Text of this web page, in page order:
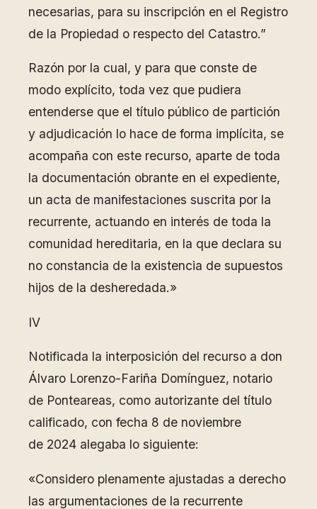
necesarias, para su inscripción en el Registro
de la Propiedad o respecto del Catastro.”
Razón por la cual, y para que conste de
modo explícito, toda vez que pudiera
entenderse que el título público de partición
y adjudicación lo hace de forma implícita, se
acompaña con este recurso, aparte de toda
la documentación obrante en el expediente,
un acta de manifestaciones suscrita por la
recurrente, actuando en interés de toda la
comunidad hereditaria, en la que declara su
no constancia de la existencia de supuestos
hijos de la desheredada.»
IV
Notificada la interposición del recurso a don
Álvaro Lorenzo-Fariña Domínguez, notario
de Ponteareas, como autorizante del título
calificado, con fecha 8 de noviembre
de 2024 alegaba lo siguiente:
«Considero plenamente ajustadas a derecho
las argumentaciones de la recurrente